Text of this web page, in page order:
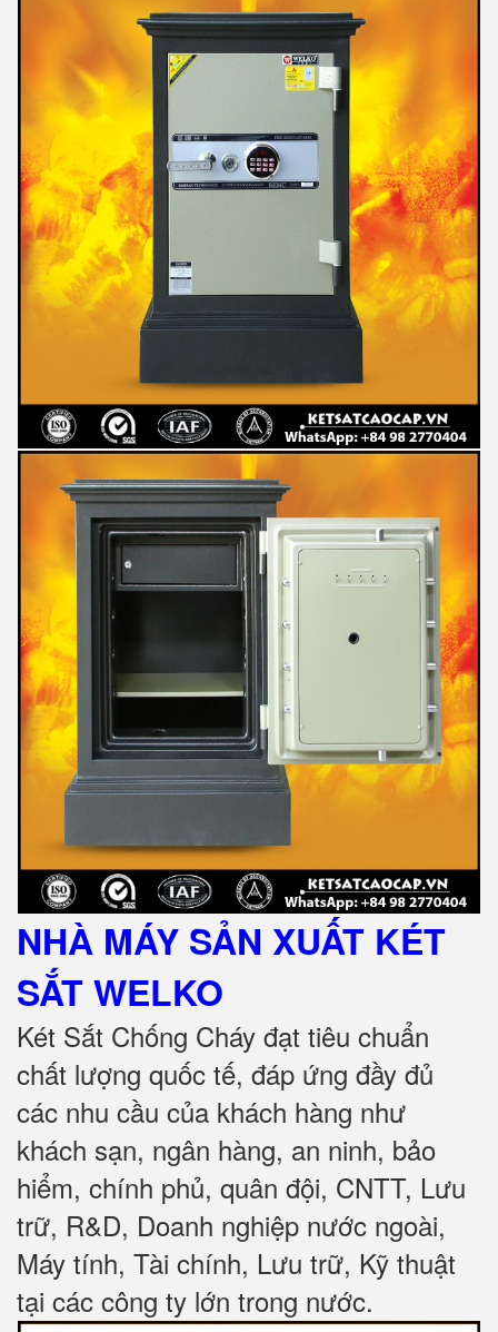
NHÀ MÁY SẢN XUẤT KÉT
SẮTWELKO
Két Sắt Chống Cháy đạt tiêu chuẩn
chất lượng quốc tế, đáp ứng đầy đủ
các nhu cầu của khách hàng như
khách sạn, ngân hàng, an ninh, bảo
hiểm, chính phủ, quân đội, CNTT, Lưu
trữ, R&D, Doanh nghiệp nước ngoài,
Máy tính, Tài chính, Lưu trữ, Kỹ thuật
tại các công ty lớn trong nước.